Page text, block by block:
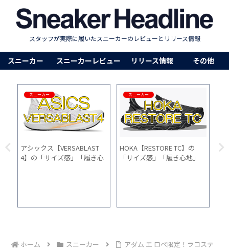
スタッフが実際に履いたスニーカーのレビューとリリース情報
スニーカー スニーカーレビュー リリース情報 その他
スニーカー
ニューバランス
【DynaSoft（ダイナソフ
スニーカー
【サイズ感も徹底解説】ナイ
キ【エア マックス SC】の
【
ホーム スニーカー
アダム エ ロペ限定！ラコステ